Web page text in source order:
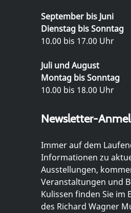
September bis Juni
Dienstag bis Sonntag
10.00 bis 17.00 Uhr
Juli und August
Montag bis Sonntag
10.00 bis 18.00 Uhr
Newsletter-
Immer auf dem
Informationen zu
Ausstellungen,
Veranstaltungen und
Kulissen finden Sie im
des Richard Wagner